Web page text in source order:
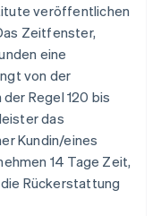
veröffentlichen
Zeitfenster,
eine
von der
Regel 120 bis
das
Kundin/eines
14 Tage Zeit,
Rückerstattung